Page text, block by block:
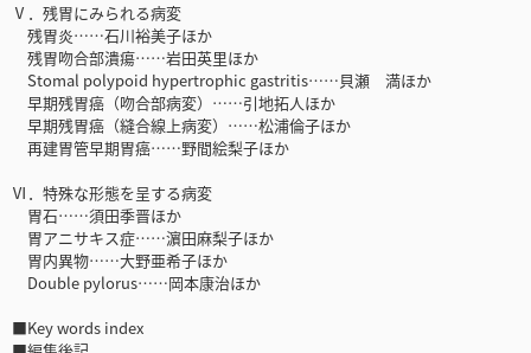
Ⅴ．残胃にみられる病変
残胃炎……石川裕美子ほか
残胃吻合部潰瘍……岩田英里ほか
Stomal polypoid hypertrophic gastritis……貝瀬 満ほか
早期残胃癌（吻合部病変）……引地拓人ほか
早期残胃癌（縫合線上病変）……松浦倫子ほか
再建胃管早期胃癌……野間絵梨子ほか
Ⅵ．特殊な形態を呈する病変
胃石……須田季晋ほか
胃アニサキス症……濵田麻梨子ほか
胃内異物……大野亜希子ほか
Double pylorus……岡本康治ほか
■Key words index